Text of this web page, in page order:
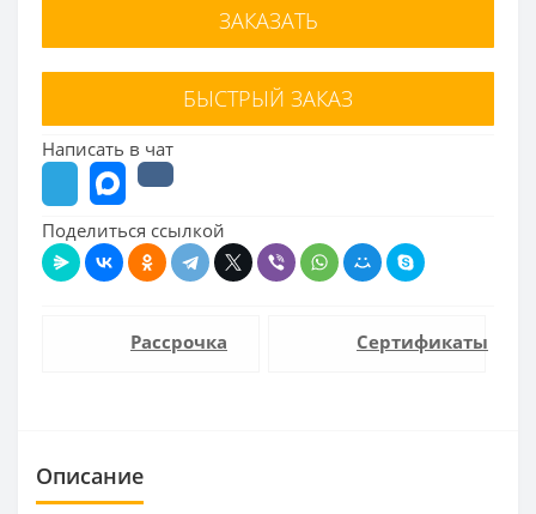
ЗАКАЗАТЬ
БЫСТРЫЙ ЗАКАЗ
Написать в чат
Поделиться ссылкой
Рассрочка Сертификаты
Описание